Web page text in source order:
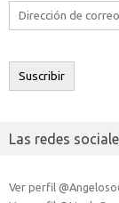
Dirección
electrónico
Suscribir
Las redes
Ver perfil